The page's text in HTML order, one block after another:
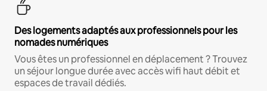
Des logements adaptés aux professionnels pour les
nomades numériques
Vous êtes un professionnel en déplacement ? Trouvez
un séjour longue durée avec accès wifi haut débit et
espaces de travail dédiés.